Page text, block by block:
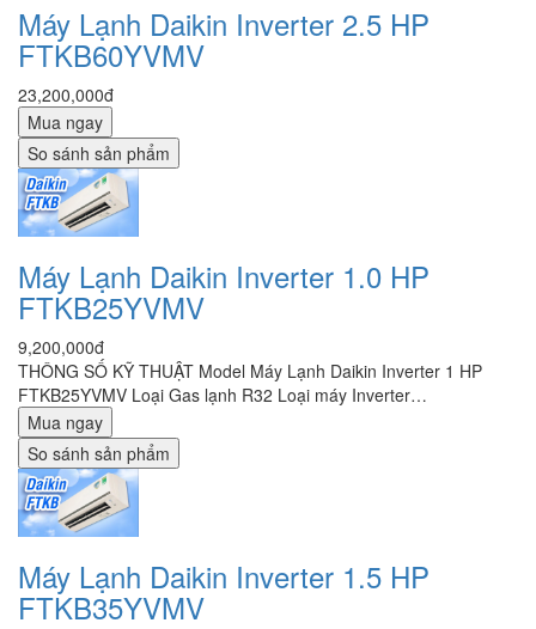
Máy Lạnh Daikin Inverter 2.5 HP
FTKB60YVMV
23,200,000đ
Mua ngay
So sánh sản phẩm
Máy Lạnh Daikin Inverter 1.0 HP
FTKB25YVMV
9,200,000đ
THÔNG SỐ KỸ THUẬT Model Máy Lạnh Daikin Inverter 1 HP
FTKB25YVMV Loại Gas lạnh R32 Loại máy Inverter…
Mua ngay
So sánh sản phẩm
Máy Lạnh Daikin Inverter 1.5 HP
FTKB35YVMV